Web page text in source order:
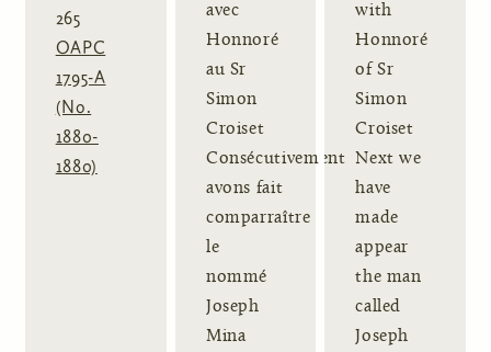
265
OAPC
1795-A
(No.
1880-
1880)
avec
Honnoré
au Sr
Simon
Croiset
Consécutivement
avons fait
comparraître
le
nommé
Joseph
Mina
with
Honnoré
of Sr
Simon
Croiset
Next we
have
made
appear
the man
called
Joseph